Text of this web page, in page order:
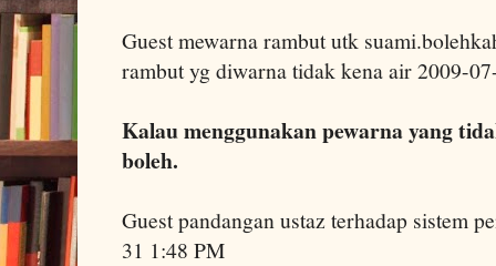
Guest mewarna rambut utk
rambut yg diwarna tidak kena air 2009-
Kalau menggunakan pewarna yang
boleh.
Guest pandangan ustaz terhadap sistem
31 1:48 PM